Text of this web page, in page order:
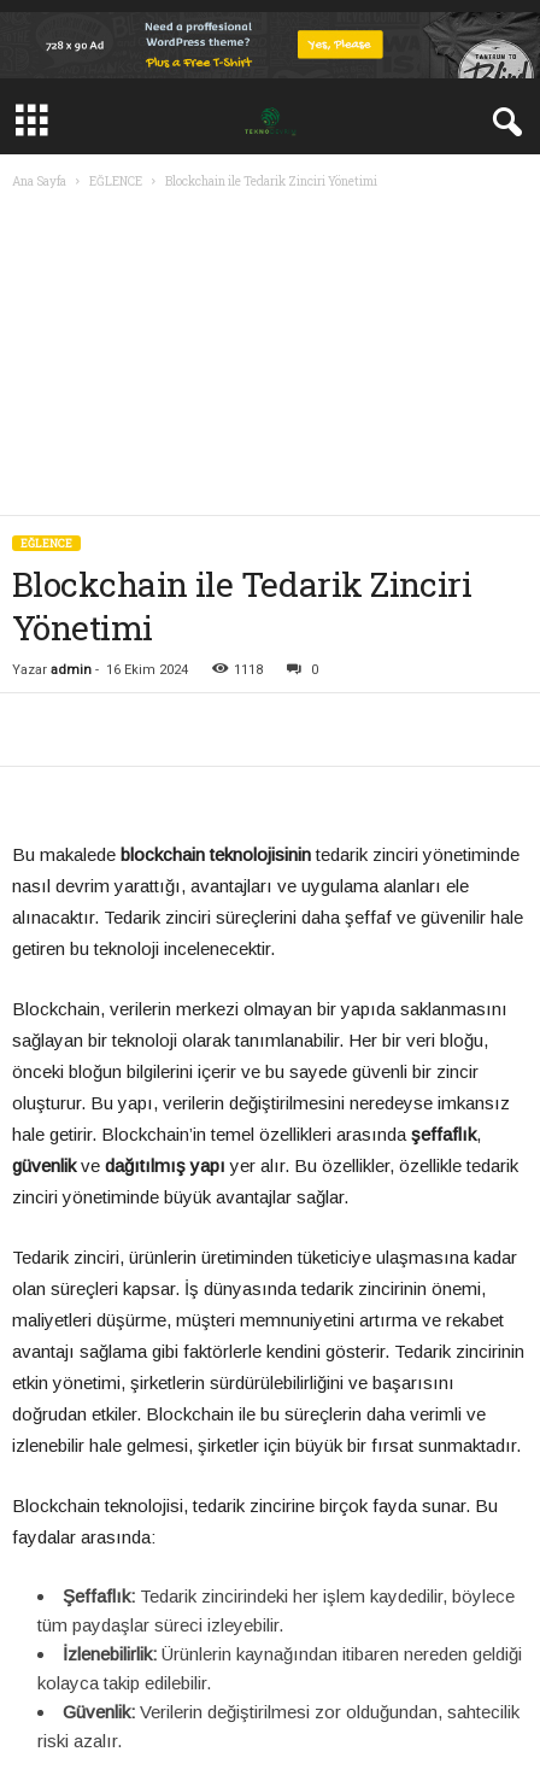
Ana Sayfa EĞLENCE Blockchain ile Tedarik Zinciri Yönetimi
EĞLENCE
Blockchain ile Tedarik Zinciri
Yönetimi
Yazar admin - 16 Ekim 2024 1118 0
Bu makalede blockchain teknolojisinintedarik zinciri yönetiminde
nasıl devrim yarattığı, avantajları ve uygulama alanları ele
alınacaktır. Tedarik zinciri süreçlerini daha şeffaf ve güvenilir hale
getiren bu teknoloji incelenecektir.
Blockchain, verilerin merkezi olmayan bir yapıda saklanmasını
sağlayan bir teknoloji olarak tanımlanabilir. Her bir veri bloğu,
önceki bloğun bilgilerini içerir ve bu sayede güvenli bir zincir
oluşturur. Bu yapı, verilerin değiştirilmesini neredeyse imkansız
hale getirir. Blockchain’in temel özellikleri arasındaşeffaflık,
güvenlikve dağıtılmış yapı yer alır. Bu özellikler, özellikle tedarik
zinciri yönetiminde büyük avantajlar sağlar.
Tedarik zinciri, ürünlerin üretiminden tüketiciye ulaşmasına kadar
olan süreçleri kapsar. İş dünyasında tedarik zincirinin önemi,
maliyetleri düşürme, müşteri memnuniyetini artırma ve rekabet
avantajı sağlama gibi faktörlerle kendini gösterir. Tedarik zincirinin
etkin yönetimi, şirketlerin sürdürülebilirliğini ve başarısını
doğrudan etkiler. Blockchain ile bu süreçlerin daha verimli ve
izlenebilir hale gelmesi, şirketler için büyük bir fırsat sunmaktadır.
Blockchain teknolojisi, tedarik zincirine birçok fayda sunar. Bu
faydalar arasında:
Şeffaflık: Tedarik zincirindeki her işlem kaydedilir, böylece
tüm paydaşlar süreci izleyebilir.
İzlenebilirlik: Ürünlerin kaynağından itibaren nereden geldiği
kolayca takip edilebilir.
Güvenlik: Verilerin değiştirilmesi zor olduğundan, sahtecilik
riski azalır.